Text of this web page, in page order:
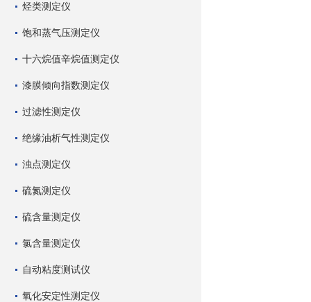
烃类测定仪
饱和蒸气压测定仪
十六烷值辛烷值测定仪
漆膜倾向指数测定仪
过滤性测定仪
绝缘油析气性测定仪
浊点测定仪
硫氮测定仪
硫含量测定仪
氯含量测定仪
自动粘度测试仪
氧化安定性测定仪